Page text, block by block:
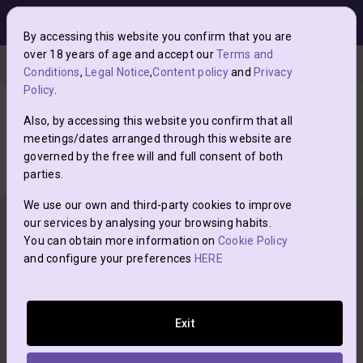
Posts con pasión Contactos Madrid
DINAMISMO, ENCANTO Y ENTREGA
starAñadir a favoritos
By accessing this website you confirm that you are
over 18 years of age and accept ourTerms and
Conditions, Legal Notice,Content policyand Privacy
Policy.
Also, by accessing this website you confirm that all
meetings/dates arranged through this website are
governed by the free will and full consent of both
parties.
We use our own and third-party cookies to improve
our services by analysing your browsing habits.
You can obtain more information on Cookie Policy
and configure your preferences HERE
Exit
NuevoLoquo es una web de posts clasificados y no
interfiere en las relaciones entre los usuarios y quienes
suben posts.
ni de antemano.